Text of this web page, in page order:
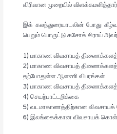
விரிவான முறையில் விளக்கமளித்தார்
இக் கலந்துரையாடலின் போது
பெறும் பொருட்டு கசோக் சிராய்
1) மாகாண விவசாயத்
2) மாகாண விவசாயத்
தற்போதுள்ள ஆளணி விபரங்கள்
3) மாகாண விவசாயத்
4) செயற்பாட்டறிக்கை
5) வடமாகாணத்திற்கான விவசாயக்
6) இலங்கைக்கான விவசாயக்